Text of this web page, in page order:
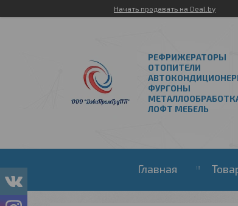
Начать продавать на Deal.by
РЕФРИЖЕРАТОРЫ
ОТОПИТЕЛИ
ФУРГОНЫ
ЛОФТ МЕБЕЛЬ
Главная